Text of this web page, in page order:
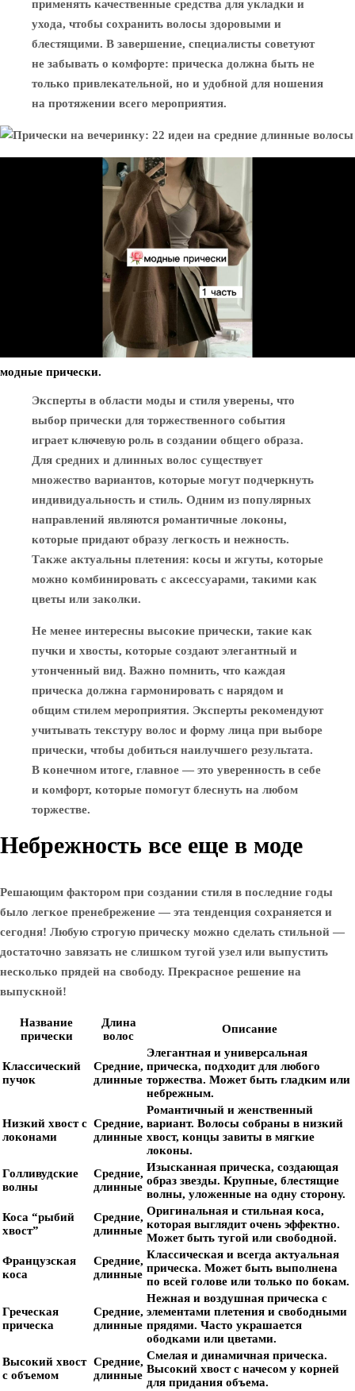
применять качественные средства для укладки и
ухода, чтобы сохранить волосы здоровыми и
блестящими. В завершение, специалисты советуют
не забывать о комфорте: прическа должна быть не
только привлекательной, но и удобной для ношения
на протяжении всего мероприятия.
модные прически.
Эксперты в области моды и стиля уверены, что
выбор прически для торжественного события
играет ключевую роль в создании общего образа.
Для средних и длинных волос существует
множество вариантов, которые могут подчеркнуть
индивидуальность и стиль. Одним из популярных
направлений являются романтичные локоны,
которые придают образу легкость и нежность.
Также актуальны плетения: косы и жгуты, которые
можно комбинировать с аксессуарами, такими как
цветы или заколки.
Не менее интересны высокие прически, такие как
пучки и хвосты, которые создают элегантный и
утонченный вид. Важно помнить, что каждая
прическа должна гармонировать с нарядом и
общим стилем мероприятия. Эксперты рекомендуют
учитывать текстуру волос и форму лица при выборе
прически, чтобы добиться наилучшего результата.
В конечном итоге, главное — это уверенность в себе
и комфорт, которые помогут блеснуть на любом
торжестве.
Небрежность все еще в моде
Решающим фактором при создании стиля в последние годы
было легкое пренебрежение — эта тенденция сохраняется и
сегодня! Любую строгую прическу можно сделать стильной —
достаточно завязать не слишком тугой узел или выпустить
несколько прядей на свободу. Прекрасное решение на
выпускной!
Название
прически
Длина
волос
Описание
Классический
пучок
Средние,
длинные
Элегантная и универсальная
прическа, подходит для любого
торжества. Может быть гладким или
небрежным.
Низкий хвост с
локонами
Средние,
длинные
Романтичный и женственный
вариант. Волосы собраны в низкий
хвост, концы завиты в мягкие
локоны.
Голливудские
волны
Средние,
длинные
Изысканная прическа, создающая
образ звезды. Крупные, блестящие
волны, уложенные на одну сторону.
Коса “рыбий
хвост”
Средние,
длинные
Оригинальная и стильная коса,
которая выглядит очень эффектно.
Может быть тугой или свободной.
Французская
коса
Средние,
длинные
Классическая и всегда актуальная
прическа. Может быть выполнена
по всей голове или только по бокам.
Греческая
прическа
Средние,
длинные
Нежная и воздушная прическа с
элементами плетения и свободными
прядями. Часто украшается
ободками или цветами.
Высокий хвост
с объемом
Средние,
длинные
Смелая и динамичная прическа.
Высокий хвост с начесом у корней
для придания объема.